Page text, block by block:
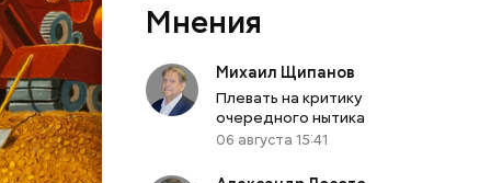
Мнения
Михаил Щипанов
Плевать на критику
очередного нытика
06 августа 15:41